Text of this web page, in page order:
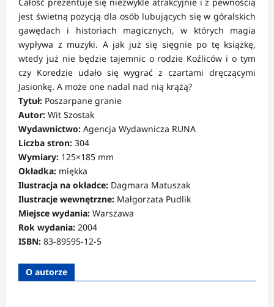
jest świetną pozycją dla osób lubujących się w góralskich
gawędach i historiach magicznych, w których magia
wypływa z muzyki. A jak już się sięgnie po tę książkę,
wtedy już nie będzie tajemnic o rodzie Koźliców i o tym
czy Koredzie udało się wygrać z czartami dręczącymi
Jasionkę. A może one nadal nad nią krążą?
Tytuł: Poszarpane granie
Autor: Wit Szostak
Wydawnictwo: Agencja Wydawnicza RUNA
Liczba stron: 304
Wymiary: 125×185 mm
Okładka: miękka
Ilustracja na okładce: Dagmara Matuszak
Ilustracje wewnętrzne: Małgorzata Pudlik
Miejsce wydania: Warszawa
Rok wydania: 2004
ISBN: 83-89595-12-5
O autorze